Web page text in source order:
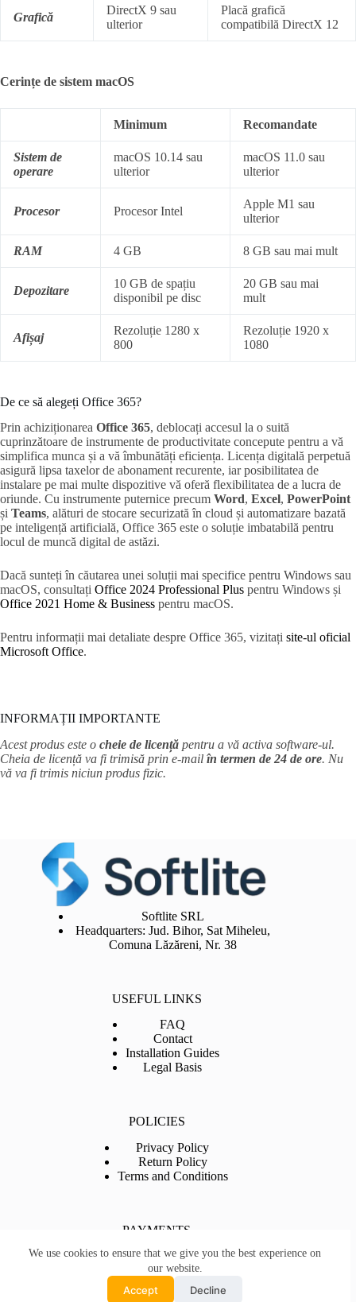
We use cookies to ensure that we give you the best experience on
our website.
Accept Decline
Grafică
DirectX 9 sau
ulterior
Placă grafică
compatibilă DirectX 12
Cerințe de sistem macOS
Minimum Recomandate
Sistem de
operare
macOS 10.14 sau
ulterior
macOS 11.0 sau
ulterior
Procesor Procesor Intel
Apple M1 sau
ulterior
RAM 4 GB 8 GB sau mai mult
Depozitare
10 GB de spațiu
disponibil pe disc
20 GB sau mai
mult
Afișaj
Rezoluție 1280 x
800
Rezoluție 1920 x
1080
De ce să alegeți Office 365?
Prin achiziționarea Office 365, deblocați accesul la o suită
cuprinzătoare de instrumente de productivitate concepute pentru a vă
simplifica munca și a vă îmbunătăți eficiența. Licența digitală perpetuă
asigură lipsa taxelor de abonament recurente, iar posibilitatea de
instalare pe mai multe dispozitive vă oferă flexibilitatea de a lucra de
oriunde. Cu instrumente puternice precum Word, Excel, PowerPoint
și Teams, alături de stocare securizată în cloud și automatizare bazată
pe inteligență artificială, Office 365 este o soluție imbatabilă pentru
locul de muncă digital de astăzi.
Dacă sunteți în căutarea unei soluții mai specifice pentru Windows sau
macOS, consultați Office 2024 Professional Plus pentru Windows și
Office 2021 Home & Business pentru macOS.
Pentru informații mai detaliate despre Office 365, vizitați site-ul oficial
Microsoft Office.
INFORMAȚII IMPORTANTE
Acest produs este o cheie de licență pentru a vă activa software-ul.
Cheia de licență va fi trimisă prin e-mail în termen de 24 de ore. Nu
vă va fi trimis niciun produs fizic.
Softlite SRL
Headquarters: Jud. Bihor, Sat Miheleu,
Comuna Lăzăreni, Nr. 38
USEFUL LINKS
FAQ
Contact
Installation Guides
Legal Basis
POLICIES
Privacy Policy
Return Policy
Terms and Conditions
PAYMENTS